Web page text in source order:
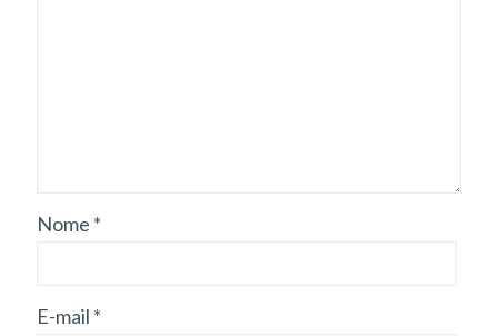
Nome *
E-mail *